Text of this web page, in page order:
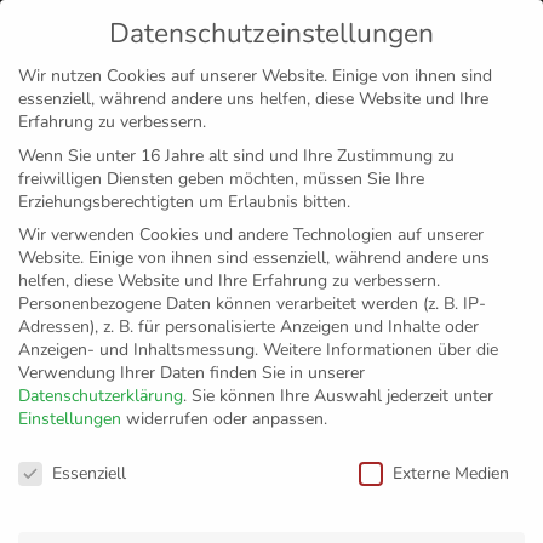
MENÜ
Disclaimer Impressum Datenschutz
Letzter Aufschlag in
Datenschutzeinstellungen
Wir nutzen Cookies auf unserer Website. Einige von ihnen sind
essenziell, während andere uns helfen, diese Website und Ihre
Erfahrung zu verbessern.
Wenn Sie unter 16 Jahre alt sind und Ihre Zustimmung zu
freiwilligen Diensten geben möchten, müssen Sie Ihre
Erziehungsberechtigten um Erlaubnis bitten.
Wir verwenden Cookies und andere Technologien auf unserer
Website. Einige von ihnen sind essenziell, während andere uns
helfen, diese Website und Ihre Erfahrung zu verbessern.
Personenbezogene Daten können verarbeitet werden (z. B. IP-
Adressen), z. B. für personalisierte Anzeigen und Inhalte oder
Anzeigen- und Inhaltsmessung. Weitere Informationen über die
Verwendung Ihrer Daten finden Sie in unserer
Datenschutzerklärung. Sie können Ihre Auswahl jederzeit unter
Einstellungen widerrufen oder anpassen.
Datenschutzeinstellungen
Essenziell Externe Medien